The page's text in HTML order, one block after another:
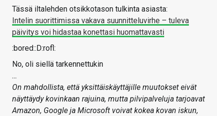
Tässä iltalehden otsikkotason tulkinta asiasta:
Intelin suorittimissa vakava suunnitteluvirhe – tuleva
päivitys voi hidastaa konettasi huomattavasti
:bored::D:rofl:
No, oli siellä tarkennettukin
…
On mahdollista, että yksittäiskäyttäjille muutokset eivät
näyttäydy kovinkaan rajuina, mutta pilvipalveluja tarjoavat
Amazon, Google ja Microsoft voivat kokea kovan iskun,